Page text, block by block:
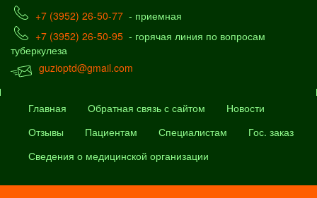
+7 (3952) 26-50-77 - приемная
+7 (3952) 26-50-95 - горячая линия по вопросам
туберкулеза
guzioptd@gmail.com
Главная Обратная связь с сайтом
Новости
Отзывы
Пациентам Специалистам
Гос. заказ
Сведения о медицинской организации